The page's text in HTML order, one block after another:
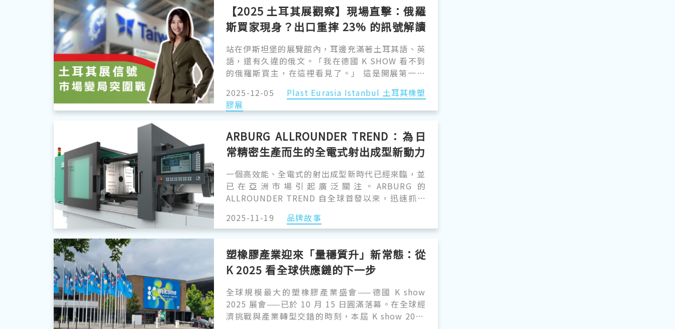
【2025 土耳其展觀察】現場直擊：俄羅
斯買家現身？出口重摔 23% 的訊號解讀
與台灣廠商的雙軌突圍戰
站在伊斯坦堡的展覽館內，耳邊充滿著土耳其語、英
語，還有久違的俄文。「我在德國 K SHOW 看不到
的俄羅斯買主，在這裡看見了。」 這是開展第一天
理優勢，在俄烏戰爭的裂縫中，成為了獨特的商業轉
運站。那些無法前往德國 K SHOW 的俄羅斯買家，
機背後，卻潛藏著台灣廠商前所未有的焦慮。
2025-12-05
Plast Eurasia Istanbul 土耳其橡塑
膠展
ARBURG ALLROUNDER TREND：為日
常精密生產而生的全電式射出成型新動力
一個高效能、全電式的射出成型新時代已經來臨，並
已在亞洲市場引起廣泛關注。ARBURG 的
ALLROUNDER TREND 自全球首發以來，迅速抓住
獲來自台灣及其他東協國家客戶的首批訂單，這證明
了 ALLROUNDER TREND 不僅是一台新設備，更引
2025-11-19 品牌故事
塑橡膠產業迎來「量穩質升」新常態：從
K 2025 看全球供應鏈的下一步
全球規模最大的塑橡膠產業盛會——德國 K show
2025 展會——已於 10 月 15 日圓滿落幕。在全球經
濟挑戰與產業轉型交錯的時刻，本屆 K show 2025